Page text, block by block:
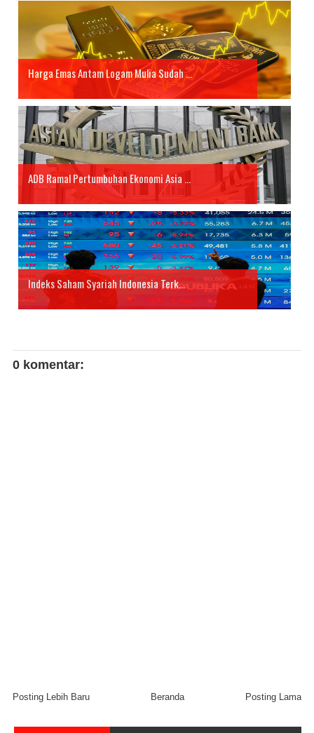
Harga Emas Antam Logam Mulia Sudah ...
ADB Ramal Pertumbuhan Ekonomi Asia ...
Indeks Saham Syariah Indonesia Terk...
0 komentar:
Posting Lebih Baru Posting Lama
Beranda